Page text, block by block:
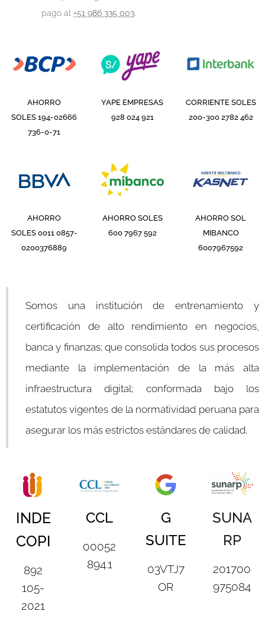
pago al +51 986 335 003
AHORRO
SOLES194-02666
736-0-71
YAPE EMPRESAS
928 024 921
CORRIENTE SOLES
200-300 2782 462
AHORRO
SOLES 0011 0857-
0200376889
AHORRO SOLES
600 7967 592
AHORRO SOL
MIBANCO
6007967592
Somos una institución de entrenamiento y
certificación de alto rendimiento en negocios,
banca y finanzas; que consolida todos sus procesos
mediante la implementación de la más alta
infraestructura digital; conformada bajo los
estatutos vigentes de la normatividad peruana para
asegurar los más estrictos estándares de calidad.
INDE
COPI
892
105-
2021
CCL
00052
894.1
G
SUITE
03VTJ7
OR
SUNA
RP
201700
975084